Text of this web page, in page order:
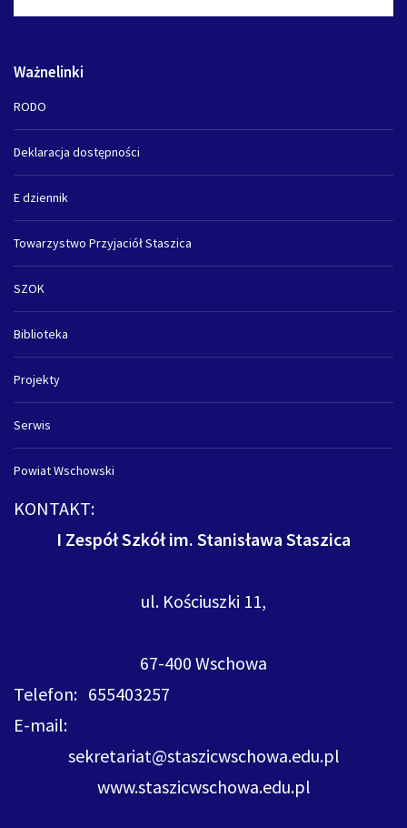
Ważnelinki
RODO
Deklaracja dostępności
E dziennik
Towarzystwo Przyjaciół Staszica
SZOK
Biblioteka
Projekty
Serwis
Powiat Wschowski
KONTAKT:
I Zespół Szkół im. Stanisława Staszica
ul. Kościuszki 11,
67-400 Wschowa
Telefon: 655403257
E-mail:
sekretariat@staszicwschowa.edu.pl
www.staszicwschowa.edu.pl